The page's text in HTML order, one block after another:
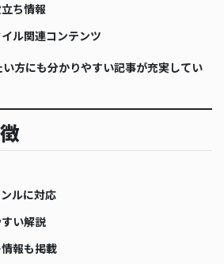
ち情報
ル関連コンテンツ
方にも分かりやすい記事が充実してい
ルに対応
い解説
報も掲載